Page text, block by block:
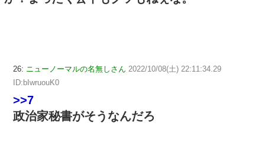
26: ニューノーマルの名無しさん 2022/10/08(土) 22:11:34.29
ID:bIwruouK0
>>7
政治家秘書がそうなんだろ